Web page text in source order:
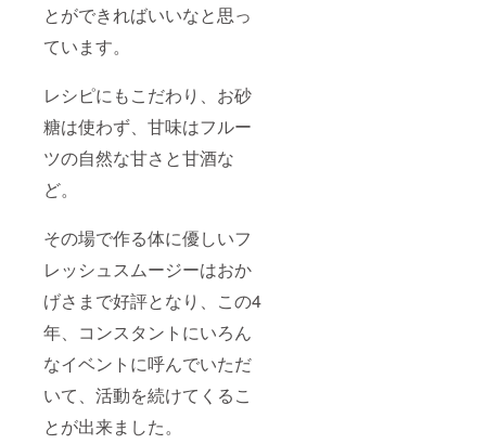
とができればいいなと思っ
ています。
レシピにもこだわり、お砂
糖は使わず、甘味はフルー
ツの自然な甘さと甘酒な
ど。
その場で作る体に優しいフ
レッシュスムージーはおか
げさまで好評となり、この4
年、コンスタントにいろん
なイベントに呼んでいただ
いて、活動を続けてくるこ
とが出来ました。